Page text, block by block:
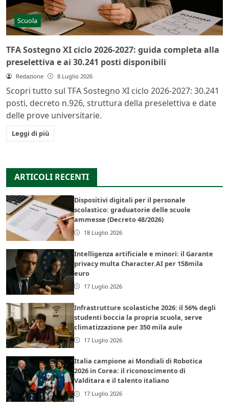
Scuola
TFA Sostegno XI ciclo 2026-2027: guida completa alla
preselettiva e ai 30.241 posti disponibili
Redazione 8 Luglio 2026
Scopri tutto sul TFA Sostegno XI ciclo 2026-2027: 30.241
posti, decreto n.926, struttura della preselettiva e date
delle prove universitarie.
Leggi di più
ARTICOLI RECENTI
Dispositivi digitali per il personale
scolastico: graduatorie delle scuole
ammesse (Decreto 48/2026)
18 Luglio 2026
Intelligenza artificiale e minori: il Garante
privacy multa Character.AI per 158mila
euro
17 Luglio 2026
Infrastrutture scolastiche 2026: il 56% degli
studenti boccia la propria scuola, serve
climatizzazione per 350 mila aule
17 Luglio 2026
Italia campione ai Mondiali di Robotica
2026 in Corea: il riconoscimento di
Valditara e il talento italiano
17 Luglio 2026